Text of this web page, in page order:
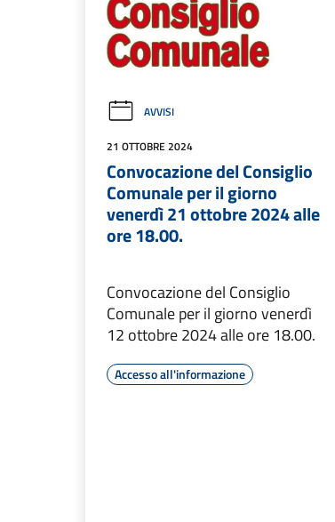
AVVISI
21 OTTOBRE 2024
Convocazione del Consiglio
Comunale per il giorno
venerdì 21 ottobre 2024 alle
ore 18.00.
Convocazione del Consiglio
Comunale per il giorno venerdì
12 ottobre 2024 alle ore 18.00.
Accesso all'informazione